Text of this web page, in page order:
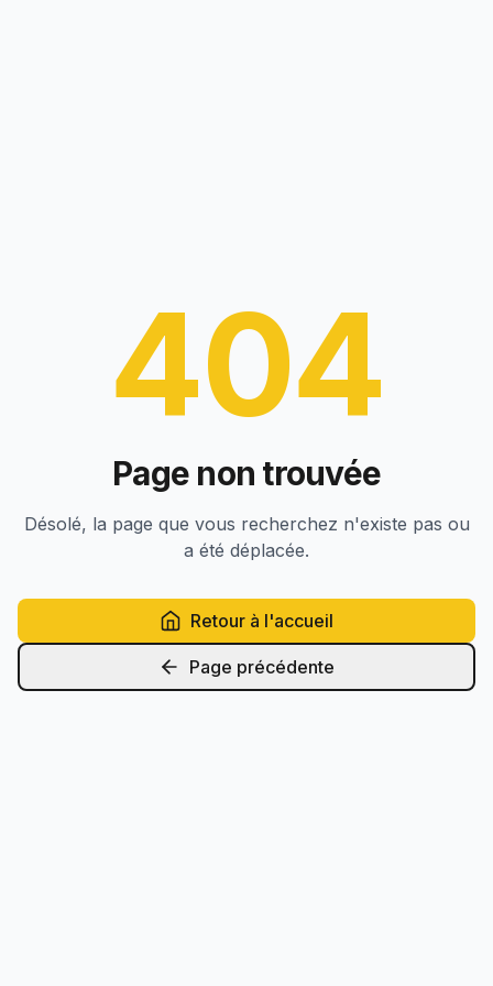
404
Page non trouvée
Désolé, la page que vous recherchez n'existe pas ou
a été déplacée.
Retour à l'accueil
Page précédente